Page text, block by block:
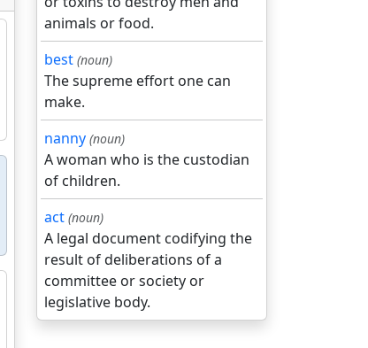
animals or food.
best (noun)
The supreme effort one can
make.
nanny (noun)
A woman who is the custodian
of children.
act (noun)
A legal document codifying the
result of deliberations of a
committee or society or
legislative body.